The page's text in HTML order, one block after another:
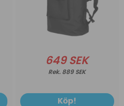
649 SEK
889 SEK
Köp!